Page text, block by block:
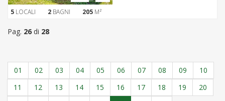
5 LOCALI 2 BAGNI 205 M²
Pag. 26 di 28
01 02 03 04 05 06 07 08 09
10
11
12 13 14 15 16 17 18 19
20